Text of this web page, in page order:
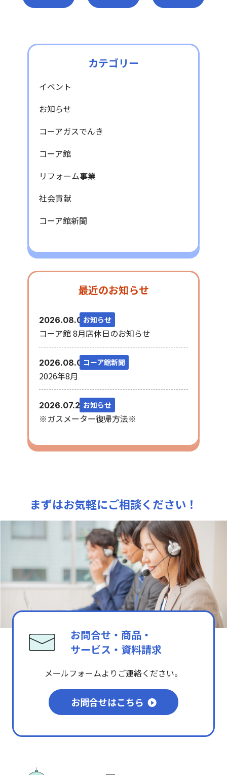
カテゴリー
イベント
お知らせ
コーアガスでんき
コーア館
リフォーム事業
社会貢献
コーア館新聞
最近のお知らせ
2026.08.06お知らせ
コーア館 8月店休日のお知らせ
2026.08.03コーア館新聞
2026年8月
2026.07.28お知らせ
※ガスメーター復帰方法※
まずはお気軽にご相談ください！
お問合せ・商品・
サービス・資料請求
メールフォームよりご連絡ください。
お問合せはこちら